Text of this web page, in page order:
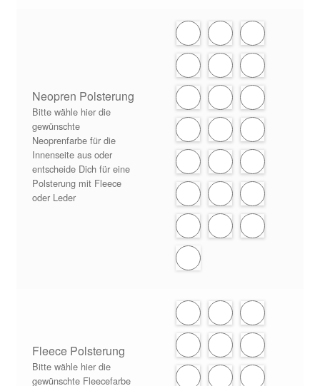
Neopren Polsterung
Bitte wähle hier die
gewünschte
Neoprenfarbe für die
Innenseite aus oder
entscheide Dich für eine
Polsterung mit Fleece
oder Leder
Fleece Polsterung
Bitte wähle hier die
gewünschte Fleecefarbe